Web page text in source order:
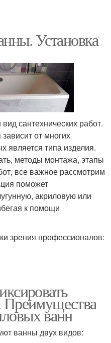
Установка
сантехнических работ.
от многих
является типа изделия.
методы монтажа, этапы
все важное рассмотрим
поможет
акриловую или
к помощи
зрения профессионалов:
Преимущества
ванн
ванны двух видов: